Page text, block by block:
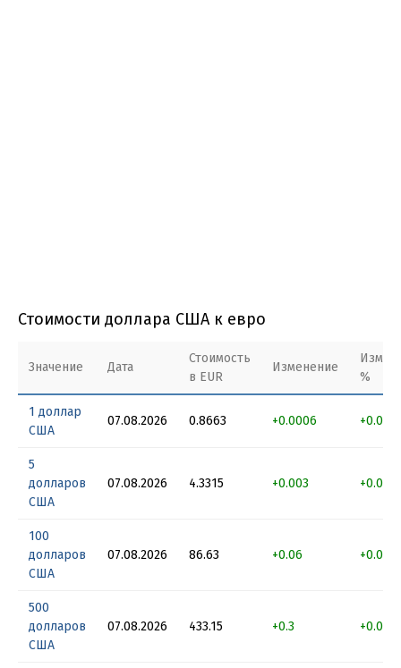
Стоимости доллара США к евро
Значение Дата
Стоимость
в EUR
Изменение
%
1 доллар
США
07.08.2026 0.8663 +0.0006
5
долларов
США
07.08.2026 4.3315 +0.003
100
долларов
США
07.08.2026 86.63 +0.06
500
долларов
США
07.08.2026 433.15 +0.3